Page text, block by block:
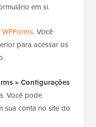
em si.
WPForms. Você
para acessar os
» Configurações
Você pode
sua conta no site do